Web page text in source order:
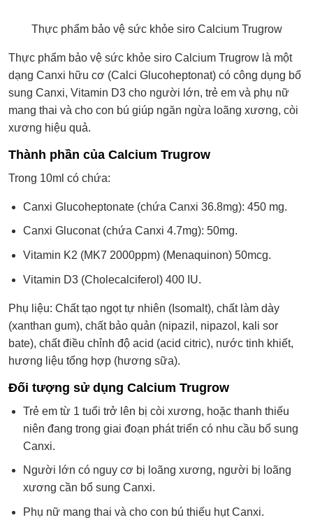
Thực phẩm bảo vệ sức khỏe siro Calcium Trugrow
Thực phẩm bảo vệ sức khỏe siro Calcium Trugrow là một
dạng Canxi hữu cơ (Calci Glucoheptonat) có công dụng bổ
sung Canxi, Vitamin D3 cho người lớn, trẻ em và phụ nữ
mang thai và cho con bú giúp ngăn ngừa loãng xương, còi
xương hiệu quả.
Thành phần của Calcium Trugrow
Trong 10ml có chứa:
Canxi Glucoheptonate (chứa Canxi 36.8mg): 450 mg.
Canxi Gluconat (chứa Canxi 4.7mg): 50mg.
Vitamin K2 (MK7 2000ppm) (Menaquinon) 50mcg.
Vitamin D3 (Cholecalciferol) 400 IU.
Phụ liệu: Chất tạo ngọt tự nhiên (Isomalt), chất làm dày
(xanthan gum), chất bảo quản (nipazil, nipazol, kali sor
bate), chất điều chỉnh độ acid (acid citric), nước tinh khiết,
hương liệu tổng hợp (hương sữa).
Đối tượng sử dụng Calcium Trugrow
Trẻ em từ 1 tuổi trở lên bị còi xương, hoặc thanh thiếu
niên đang trong giai đoạn phát triển có nhu cầu bổ sung
Canxi.
Người lớn có nguy cơ bị loãng xương, người bị loãng
xương cần bổ sung Canxi.
Phụ nữ mang thai và cho con bú thiếu hụt Canxi.